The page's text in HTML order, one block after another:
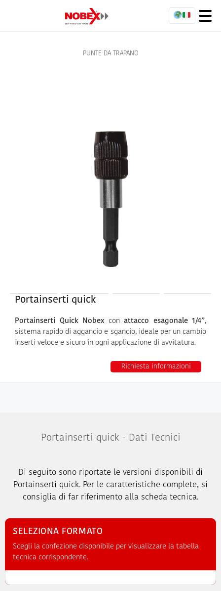
PUNTE DA TRAPANO
Portainserti quick
Portainserti Quick Nobex con attacco esagonale 1/4”,
sistema rapido di aggancio e sgancio, ideale per un cambio
inserti veloce e sicuro in ogni applicazione di avvitatura.
Richiesta informazioni
Portainserti quick - Dati Tecnici
Di seguito sono riportate le versioni disponibili di
Portainserti quick. Per le caratteristiche complete, si
consiglia di far riferimento alla scheda tecnica.
SELEZIONA FORMATO
Scegli la confezione disponibile per visualizzare la tabella
tecnica corrispondente.